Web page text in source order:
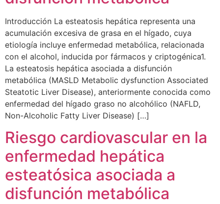
Introducción La esteatosis hepática representa una
acumulación excesiva de grasa en el hígado, cuya
etiología incluye enfermedad metabólica, relacionada
con el alcohol, inducida por fármacos y criptogénica1.
La esteatosis hepática asociada a disfunción
metabólica (MASLD Metabolic dysfunction Associated
Steatotic Liver Disease), anteriormente conocida como
enfermedad del hígado graso no alcohólico (NAFLD,
Non-Alcoholic Fatty Liver Disease) […]
Riesgo cardiovascular en la
enfermedad hepática
esteatósica asociada a
disfunción metabólica